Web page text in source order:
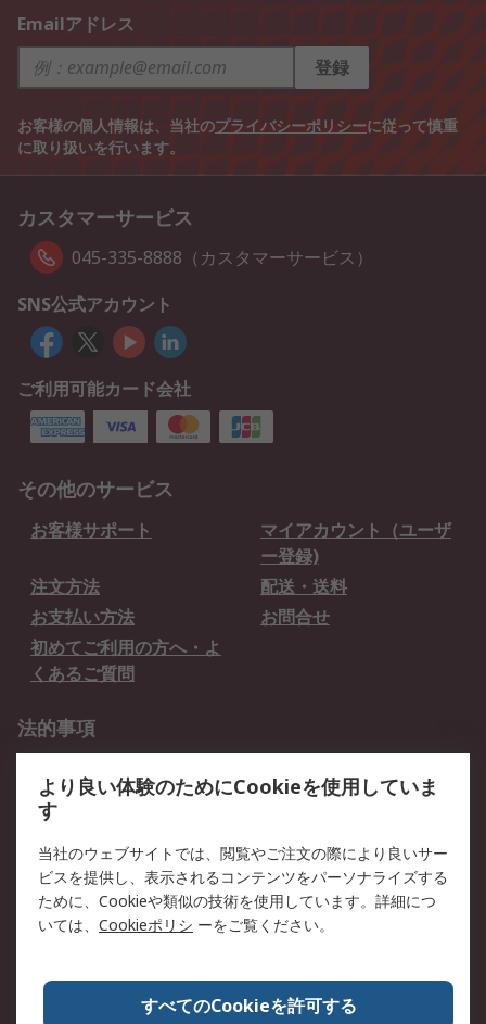
Emailアドレス
登録
お客様の個人情報は、当社のプライバシーポリシーに従って慎重
に取り扱いを行います。
カスタマーサービス
045-335-8888（カスタマーサービス）
SNS公式アカウント
ご利用可能カード会社
その他のサービス
お客様サポート
マイアカウント（ユーザ
ー登録)
注文方法
配送・送料
お支払い方法
お問合せ
初めてご利用の方へ・よ
くあるご質問
法的事項
クッキーポリシー
RSについて
会社概要
採用情報
プレスリリース＆お知ら
コーポレートサイト
全世界のRS
RSの歴史
ESGへの取り組み（英語）
認証について
より良い体験のためにCookieを使用していま
す
当社のウェブサイトでは、閲覧やご注文の際により良いサー
ビスを提供し、表示されるコンテンツをパーソナライズする
ために、Cookieや類似の技術を使用しています。詳細につ
いては、 Cookieポリシ ーをご覧ください。
すべてのCookieを許可する